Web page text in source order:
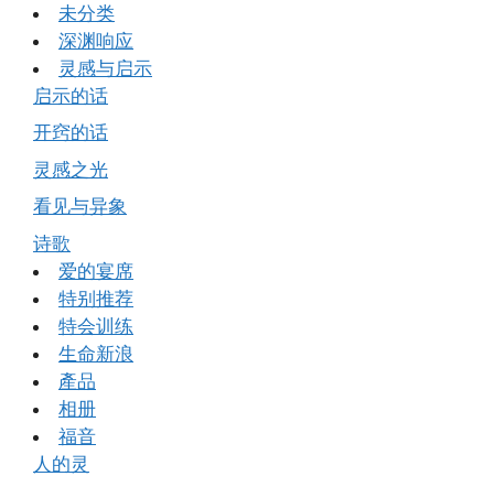
未分类
深渊响应
灵感与启示
启示的话
开窍的话
灵感之光
看见与异象
诗歌
爱的宴席
特别推荐
特会训练
生命新浪
產品
相册
福音
人的灵